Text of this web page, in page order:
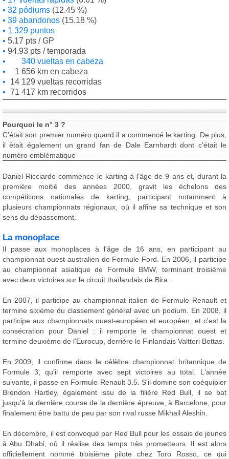
32 pódiums (12.45 %)
39 abandonos (15.18 %)
1 329 puntos
5.17 pts / GP
94.93 pts / temporada
340 vueltas en cabeza
1 656 km en cabeza
14 129 vueltas recorridas
71 417 km recorridos
Pourquoi le n° 3 ?
C'était son premier numéro quand il a commencé le karting. De plus,
il était également un grand fan de Dale Earnhardt dont c'était le
numéro emblématique
Daniel Ricciardo commence le karting à l'âge de 9 ans et, durant la
première moitié des années 2000, gravit les échelons des
compétitions nationales de karting, participant notamment à
plusieurs championnats régionaux, où il affine sa technique et son
sens du dépassement.
La monoplace
Il passe aux monoplaces à l'âge de 16 ans, en participant au
championnat ouest-australien de Formule Ford. En 2006, il participe
au championnat asiatique de Formule BMW, terminant troisième
avec deux victoires sur le circuit thaïlandais de Bira.
En 2007, il participe au championnat italien de Formule Renault et
termine sixième du classement général avec un podium. En 2008, il
participe aux championnats ouest-européen et européen, et c'est la
consécration pour Daniel : il remporte le championnat ouest et
termine deuxième de l'Eurocup, derrière le Finlandais Valtteri Bottas.
En 2009, il confirme dans le célèbre championnat britannique de
Formule 3, qu'il remporte avec sept victoires au total. L'année
suivante, il passe en Formule Renault 3.5. S'il domine son coéquipier
Brendon Hartley, également issu de la filière Red Bull, il se bat
jusqu'à la dernière course de la dernière épreuve, à Barcelone, pour
finalement être battu de peu par son rival russe Mikhail Aleshin.
En décembre, il est convoqué par Red Bull pour les essais de jeunes
à Abu Dhabi, où il réalise des temps très prometteurs. Il est alors
officiellement nommé troisième pilote chez Toro Rosso, ce qui